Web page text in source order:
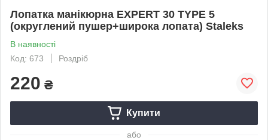
Лопатка манікюрна EXPERT 30 TYPE 5
(округлений пушер+широка лопата) Staleks
В наявності
Код: 673
Роздріб
220 ₴
Купити
або